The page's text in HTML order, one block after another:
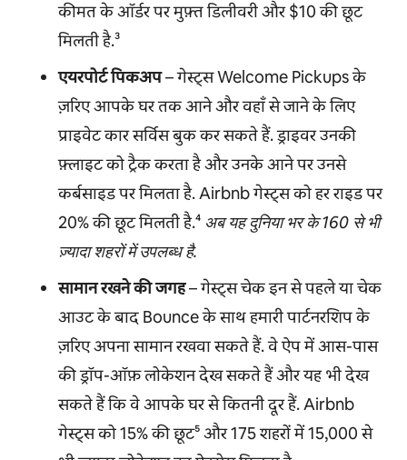
कीमत के ऑर्डर पर मुफ़्त डिलीवरी और $10 की छूट
मिलती है.³
एयरपोर्ट पिकअप– गेस्ट्स Welcome Pickups के
ज़रिए आपके घर तक आने और वहाँ से जाने के लिए
प्राइवेट कार सर्विस बुक कर सकते हैं. ड्राइवर उनकी
फ़्लाइट को ट्रैक करता है और उनके आने पर उनसे
कर्बसाइड पर मिलता है. Airbnb गेस्ट्स को हर राइड पर
20% की छूट मिलती है.⁴ अब यह दुनिया भर के 160 से भी
ज़्यादा शहरों में उपलब्ध है.
सामान रखने की जगह– गेस्ट्स चेक इन से पहले या चेक
आउट के बाद Bounce के साथ हमारी पार्टनरशिप के
ज़रिए अपना सामान रखवा सकते हैं. वे ऐप में आस-पास
की ड्रॉप-ऑफ़ लोकेशन देख सकते हैं और यह भी देख
सकते हैं कि वे आपके घर से कितनी दूर हैं. Airbnb
गेस्ट्स को 15% की छूट⁵ और 175 शहरों में 15,000 से